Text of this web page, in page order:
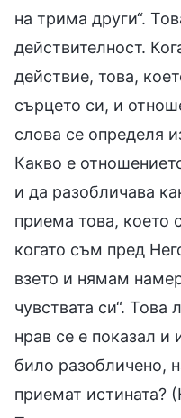
на трима други“.
действителност.
действие, това,
сърцето си, и
слова се определя
Какво е
и да разобличава
приема това, което
когато съм пред
взето и нямам
чувствата си“. Това
нрав се е показал и
било разобличено,
приемат истината?